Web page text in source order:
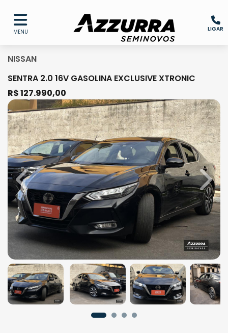
MENU LIGAR
NISSAN
SENTRA 2.0 16V GASOLINA EXCLUSIVE XTRONIC
R$ 127.990,00
Previous Next